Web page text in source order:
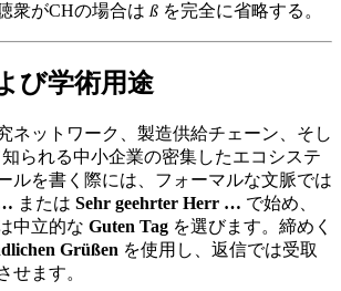
衆がCHの場合は ß を完全に省略する。
び学術用途
ネットワーク、製造供給チェーン、そし
知られる中小企業の密集したエコシステ
ルを書く際には、フォーマルな文脈では
または Sehr geehrter Herr … で始め、
中立的な Guten Tag を選びます。締めく
Grüßen を使用し、返信では受取
せます。